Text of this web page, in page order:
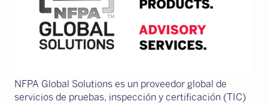
NFPA Global Solutions es un proveedor global de
servicios de pruebas, inspección y certificación (TIC)